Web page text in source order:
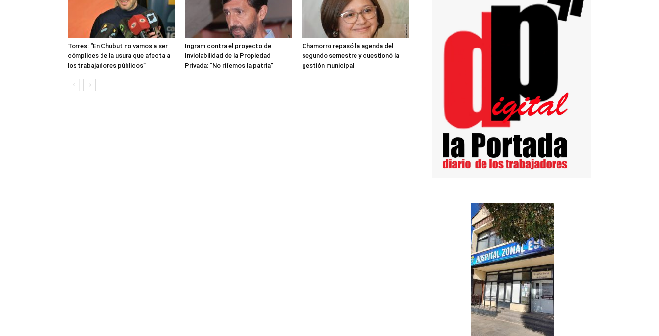
Torres: “En Chubut no vamos a ser
cómplices de la usura que afecta a
los trabajadores públicos”
Ingram contra el proyecto de
Inviolabilidad de la Propiedad
Privada: “No rifemos la patria”
Chamorro repasó la agenda del
segundo semestre y cuestionó la
gestión municipal